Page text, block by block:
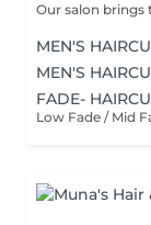
Our salon brings
MEN'S
MEN'S
FADE-